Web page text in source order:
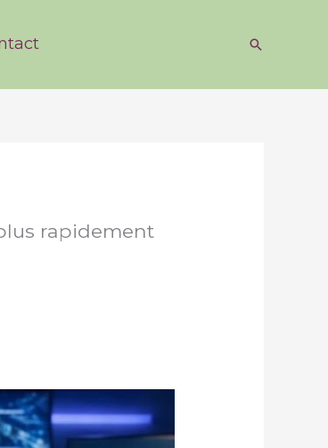
rapidement